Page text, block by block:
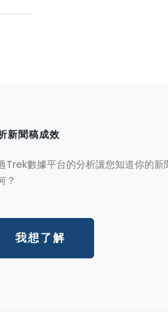
新聞稿成效
Trek數據平台的分析讓您知道你的新
？
我想了解